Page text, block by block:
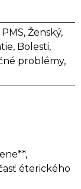
Ženský,
Bolesti,
problémy,
éterického